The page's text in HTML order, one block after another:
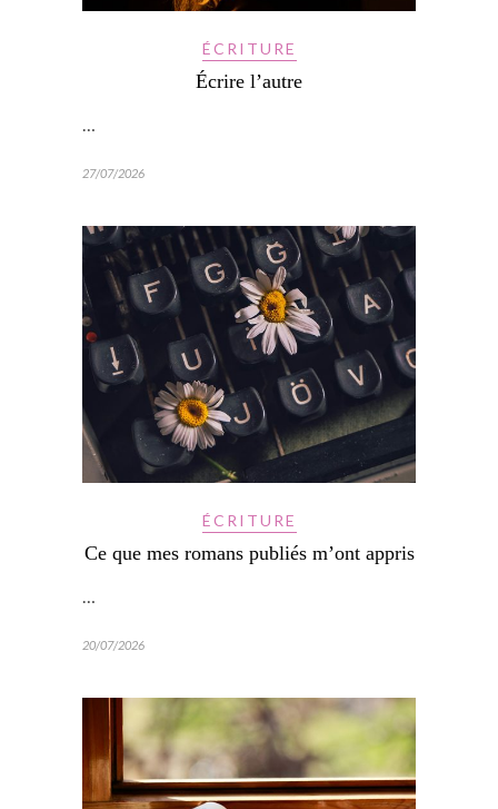
ÉCRITURE
Écrire l’autre
…
27/07/2026
ÉCRITURE
Ce que mes romans publiés m’ont appris
…
20/07/2026